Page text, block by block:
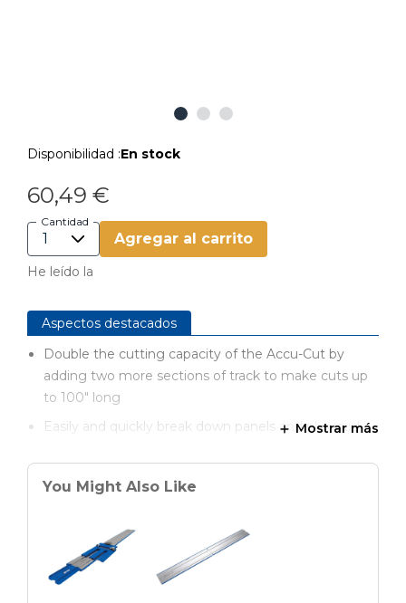
Disponibilidad :En stock
60,49 €
Cantidad
Agregar al carrito
He leído la
Aspectos destacados
Double the cutting capacity of the Accu-Cut by
adding two more sections of track to make cuts up
to 100" long
Easily and quickly break down panels and plywood
Same straight, accurate, splinter-free performance as
the Accu-Cut
Make the cuts you need – anywhere – by taking your
saw to the workpiece instead of bringing the
workpiece to a fixed saw location
Mostrar más
You Might Also Like